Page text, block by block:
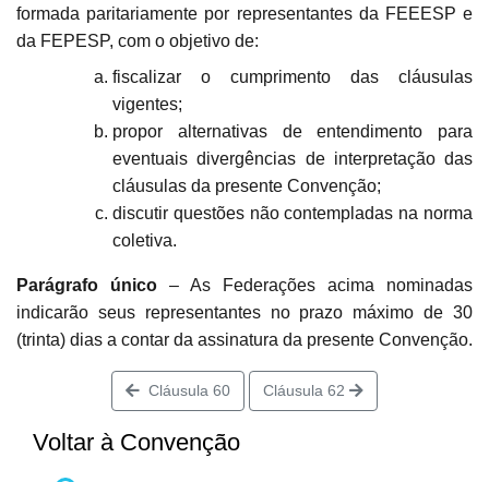
formada paritariamente por representantes da FEEESP e
da FEPESP, com o objetivo de:
fiscalizar o cumprimento das cláusulas
vigentes;
propor alternativas de entendimento para
eventuais divergências de interpretação das
cláusulas da presente Convenção;
discutir questões não contempladas na norma
coletiva.
Parágrafo único – As Federações acima nominadas
indicarão seus representantes no prazo máximo de 30
(trinta) dias a contar da assinatura da presente Convenção.
Cláusula 60 Cláusula 62
Voltar à Convenção